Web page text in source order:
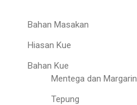
Bahan Masakan
Hiasan Kue
Bahan Kue
Mentega dan Margarin
Tepung